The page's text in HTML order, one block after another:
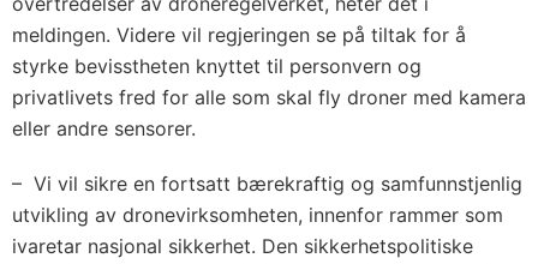
meldingen. Videre vil regjeringen se på tiltak for å
styrke bevisstheten knyttet til personvern og
privatlivets fred for alle som skal fly droner med kamera
eller andre sensorer.
– Vi vil sikre en fortsatt bærekraftig og samfunnstjenlig
utvikling av dronevirksomheten, innenfor rammer som
ivaretar nasjonal sikkerhet. Den sikkerhetspolitiske